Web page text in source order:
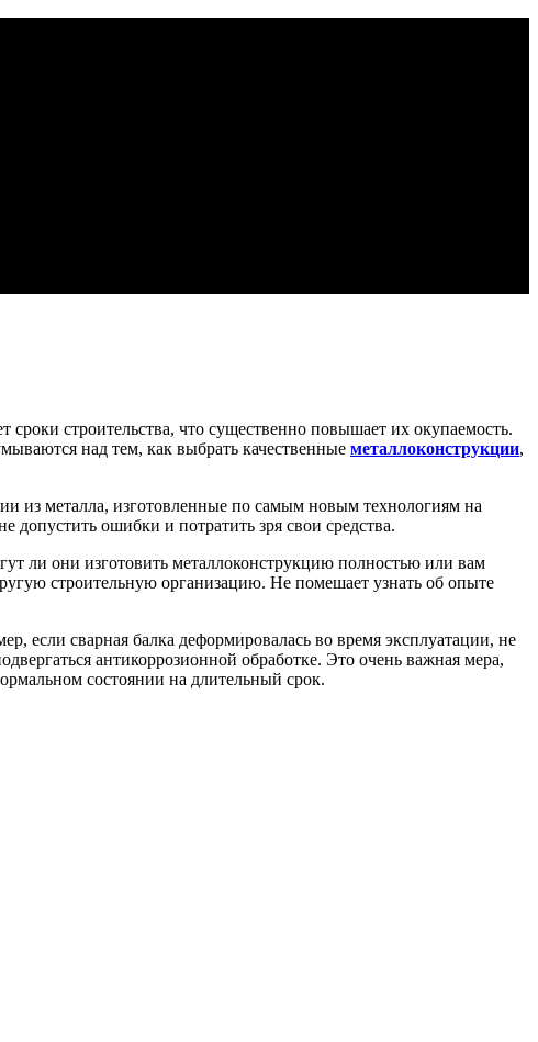
сроки строительства, что существенно повышает их окупаемость.
над тем, как выбрать качественные металлоконструкции,
из металла, изготовленные по самым новым технологиям на
допустить ошибки и потратить зря свои средства.
ли они изготовить металлоконструкцию полностью или вам
строительную организацию. Не помешает узнать об опыте
если сварная балка деформировалась во время эксплуатации, не
антикоррозионной обработке. Это очень важная мера,
состоянии на длительный срок.